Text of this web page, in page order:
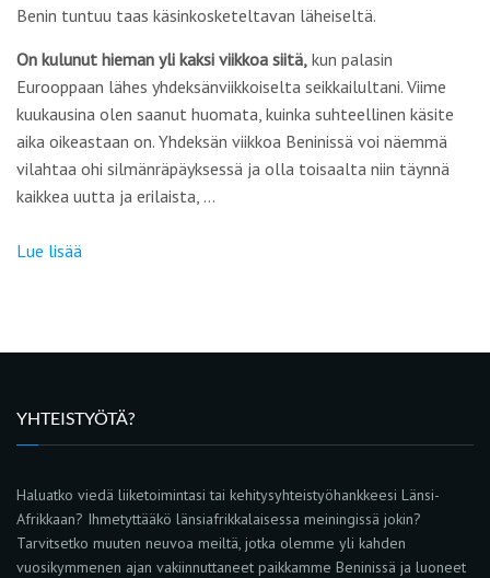
Benin tuntuu taas käsinkosketeltavan läheiseltä.
On kulunut hieman yli kaksi viikkoa siitä, kun palasin
Eurooppaan lähes yhdeksänviikkoiselta seikkailultani. Viime
kuukausina olen saanut huomata, kuinka suhteellinen käsite
aika oikeastaan on. Yhdeksän viikkoa Beninissä voi näemmä
vilahtaa ohi silmänräpäyksessä ja olla toisaalta niin täynnä
kaikkea uutta ja erilaista, …
Lue lisää
YHTEISTYÖTÄ?
Haluatko viedä liiketoimintasi tai kehitysyhteistyöhankkeesi Länsi-
Afrikkaan? Ihmetyttääkö länsiafrikkalaisessa meiningissä jokin?
Tarvitsetko muuten neuvoa meiltä, jotka olemme yli kahden
vuosikymmenen ajan vakiinnuttaneet paikkamme Beninissä ja luoneet